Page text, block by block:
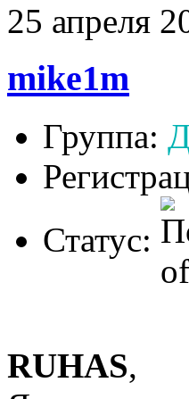
25 апреля
mike1m
Группа:
Статус:
RUHAS,